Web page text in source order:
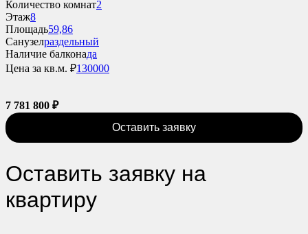
Количество комнат2
Этаж8
Площадь59,86
Санузелраздельный
Наличие балконада
Цена за кв.м. ₽130000
7 781 800 ₽
Оставить заявку
Оставить заявку на
квартиру